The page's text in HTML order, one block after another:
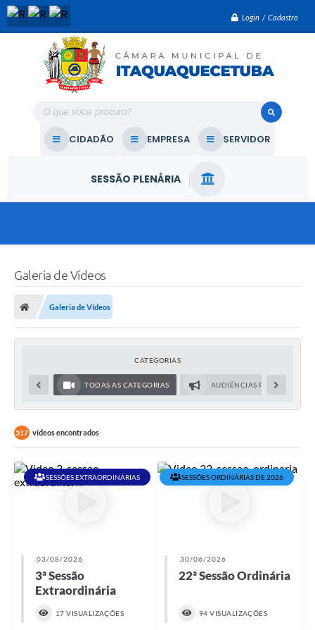
Login / Cadastro
O que voce procura?
CIDADÃO EMPRESA SERVIDOR
SESSÃO PLENÁRIA
Galeria de Vídeos
Galeria de Vídeos
CATEGORIAS
TODAS AS CATEGORIAS AUDIÊNCIAS PÚBLICAS
317 vídeos encontrados
SESSÕES EXTRAORDINÁRIAS
03/08/2026
3ª Sessão
Extraordinária
17 VISUALIZAÇÕES
SESSÕES ORDINÁRIAS DE 2026
30/06/2026
22ª Sessão Ordinária
94 VISUALIZAÇÕES